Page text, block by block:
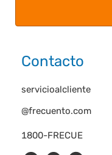
Contacto
1800-FRECUE
servicioalcliente
@frecuento.com